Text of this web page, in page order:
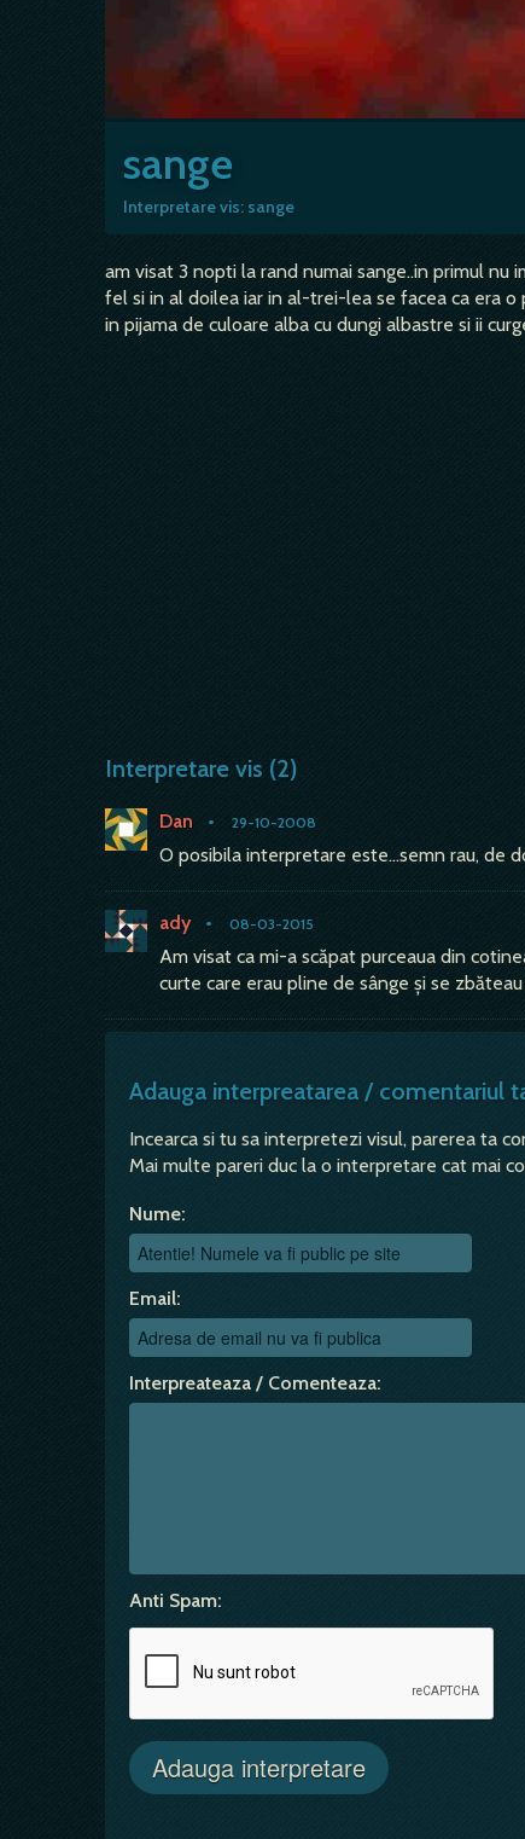
sange
Interpretare vis: sange
am visat 3 nopti la rand numai sange..in primul nu
fel si in al doilea iar in al-trei-lea se facea ca era o
in pijama de culoare alba cu dungi albastre si ii
Interpretare vis (2)
Dan • 29-10-2008
O posibila interpretare este...semn rau, de
ady• 08-03-2015
Am visat ca mi-a scăpat purceaua din
curte care erau pline de sânge și se
Adauga interpreatarea / comentariul
Incearca si tu sa interpretezi visul, parerea ta
Mai multe pareri duc la o interpretare cat mai
Nume:
Email:
Interpreateaza / Comenteaza:
Anti Spam: